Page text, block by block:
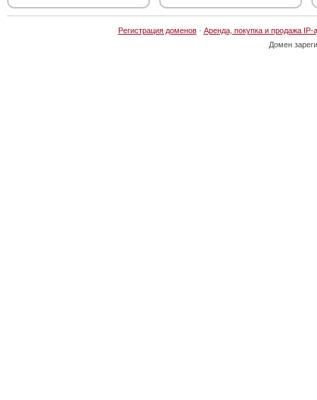
Регистрация доменов· Аренда, покупка и продажа IP-
Домен